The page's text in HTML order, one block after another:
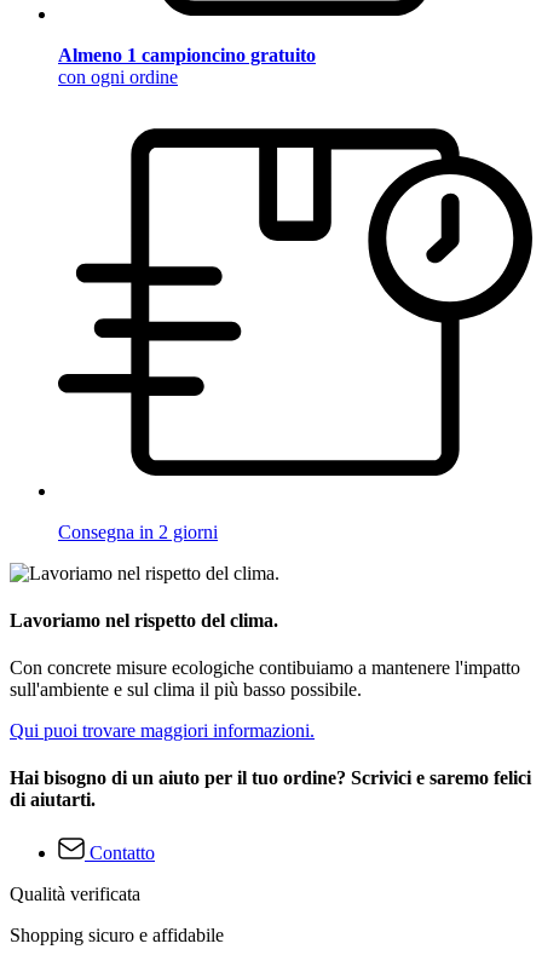
Almeno 1 campioncino gratuito
con ogni ordine
Consegna in 2 giorni
Lavoriamo nel rispetto del clima.
Con concrete misure ecologiche contibuiamo a mantenere l'impatto
sull'ambiente e sul clima il più basso possibile.
Qui puoi trovare maggiori informazioni.
Hai bisogno di un aiuto per il tuo ordine? Scrivici e saremo felici
di aiutarti.
Contatto
Qualità verificata
Shopping sicuro e affidabile